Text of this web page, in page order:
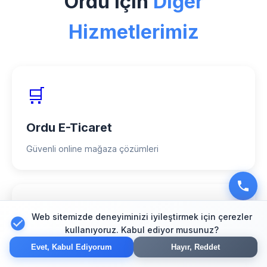
%98 müşteri memnuniyeti oranımızla
hizmet veriyoruz.
Hizmetlerimiz
🛒
Ordu E-Ticaret
Güvenli online mağaza çözümleri
🔍
Ordu SEO
Web sitemizde deneyiminizi iyileştirmek için çerezler
kullanıyoruz. Kabul ediyor musunuz?
Evet, Kabul Ediyorum Hayır, Reddet